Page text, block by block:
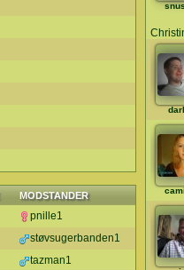
MODSTANDER
pnille1
støvsugerbanden1
tazman1